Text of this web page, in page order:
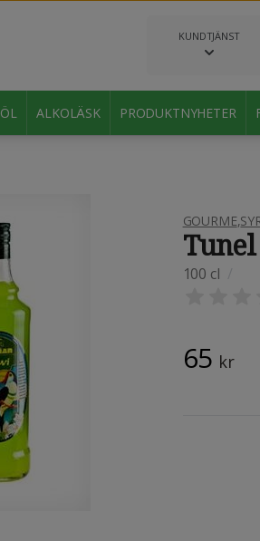
KUNDTJÄNST
ÖL ALKOLÄSK PRODUKTNYHETER
GOURME,
100 cl
65 kr